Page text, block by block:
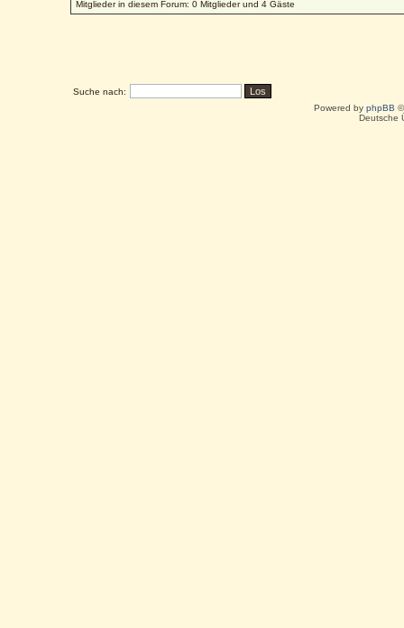
Mitglieder in diesem Forum: 0 Mitglieder und 4 Gäste
Suche nach:
Powered by phpBB
Deutsche